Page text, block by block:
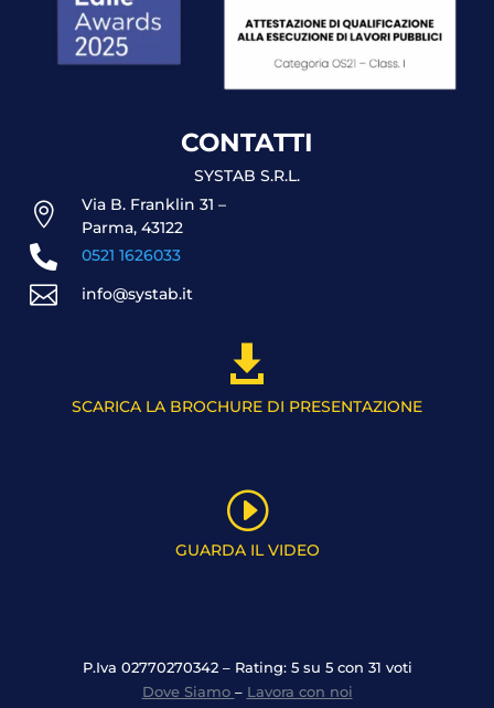
CONTATTI
SYSTAB S.R.L.

Via B. Franklin 31 –
Parma, 43122
 0521 1626033
 info@systab.it

SCARICA LA BROCHURE DI PRESENTAZIONE
I
GUARDA IL VIDEO
P.Iva 02770270342 – Rating: 5 su 5 con 31 voti
Dove Siamo – Lavora con noi